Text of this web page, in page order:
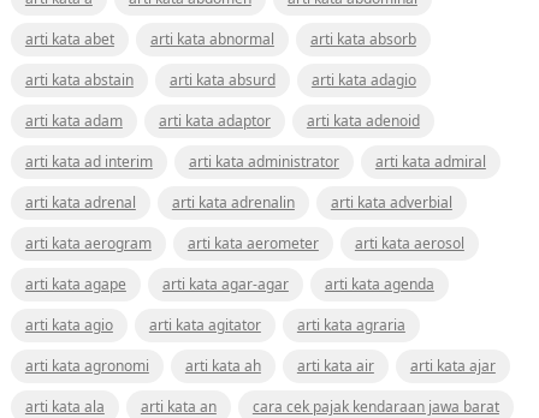
arti kata abet
arti kata abnormal
arti kata absorb
arti kata abstain
arti kata absurd
arti kata adagio
arti kata adam
arti kata adaptor
arti kata adenoid
arti kata ad interim
arti kata administrator
arti kata admiral
arti kata adrenal
arti kata adrenalin
arti kata adverbial
arti kata aerogram
arti kata aerometer
arti kata aerosol
arti kata agape
arti kata agar-agar
arti kata agenda
arti kata agio
arti kata agitator
arti kata agraria
arti kata agronomi
arti kata ah arti kata air
arti kata ajar
arti kata ala
arti kata an
cara cek pajak kendaraan jawa barat